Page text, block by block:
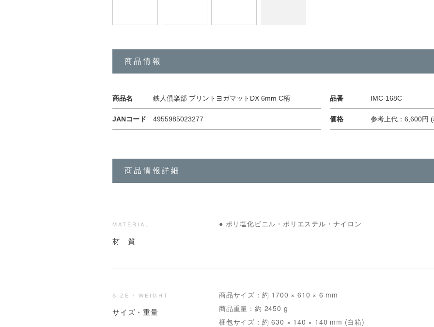
商品情報
商品名 鉄人倶楽部 プリントヨガマットDX 6mm C柄 品番 IMC-168C
JANコード 4955985023277 価格 参考上代：6,600円
商品情報詳細
MATERIAL
材 質
● ポリ塩化ビニル・ポリエステル・ナイロン
SIZE / WEIGHT
サイズ・重量
商品サイズ：約 1700 × 610 × 6 mm
商品重量：約 2450 g
梱包サイズ：約 630 × 140 × 140 mm (白箱)